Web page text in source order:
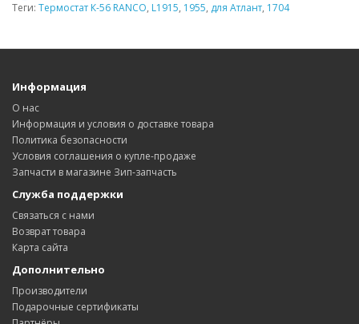
Теги: Термостат К-56 RANCO, L1915, 1955, для Атлант, 1704
Информация
О нас
Информация и условия о доставке товара
Политика безопасности
Условия соглашения о купле-продаже
Запчасти в магазине Зип-запчасть
Служба поддержки
Связаться с нами
Возврат товара
Карта сайта
Дополнительно
Производители
Подарочные сертификаты